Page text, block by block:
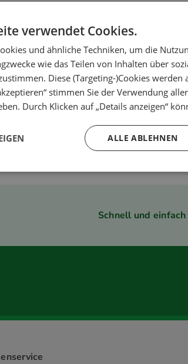
anmelden. Wir arbeiten ausschließlich
Schnell und
verwendet Cookies.
und ähnliche Techniken, um die
wie das Teilen von Inhalten über
Diese (Targeting-)Cookies
stimmen Sie der Verwendung
Durch Klicken auf „Details anzeigen“
ALLE ABLEHNEN